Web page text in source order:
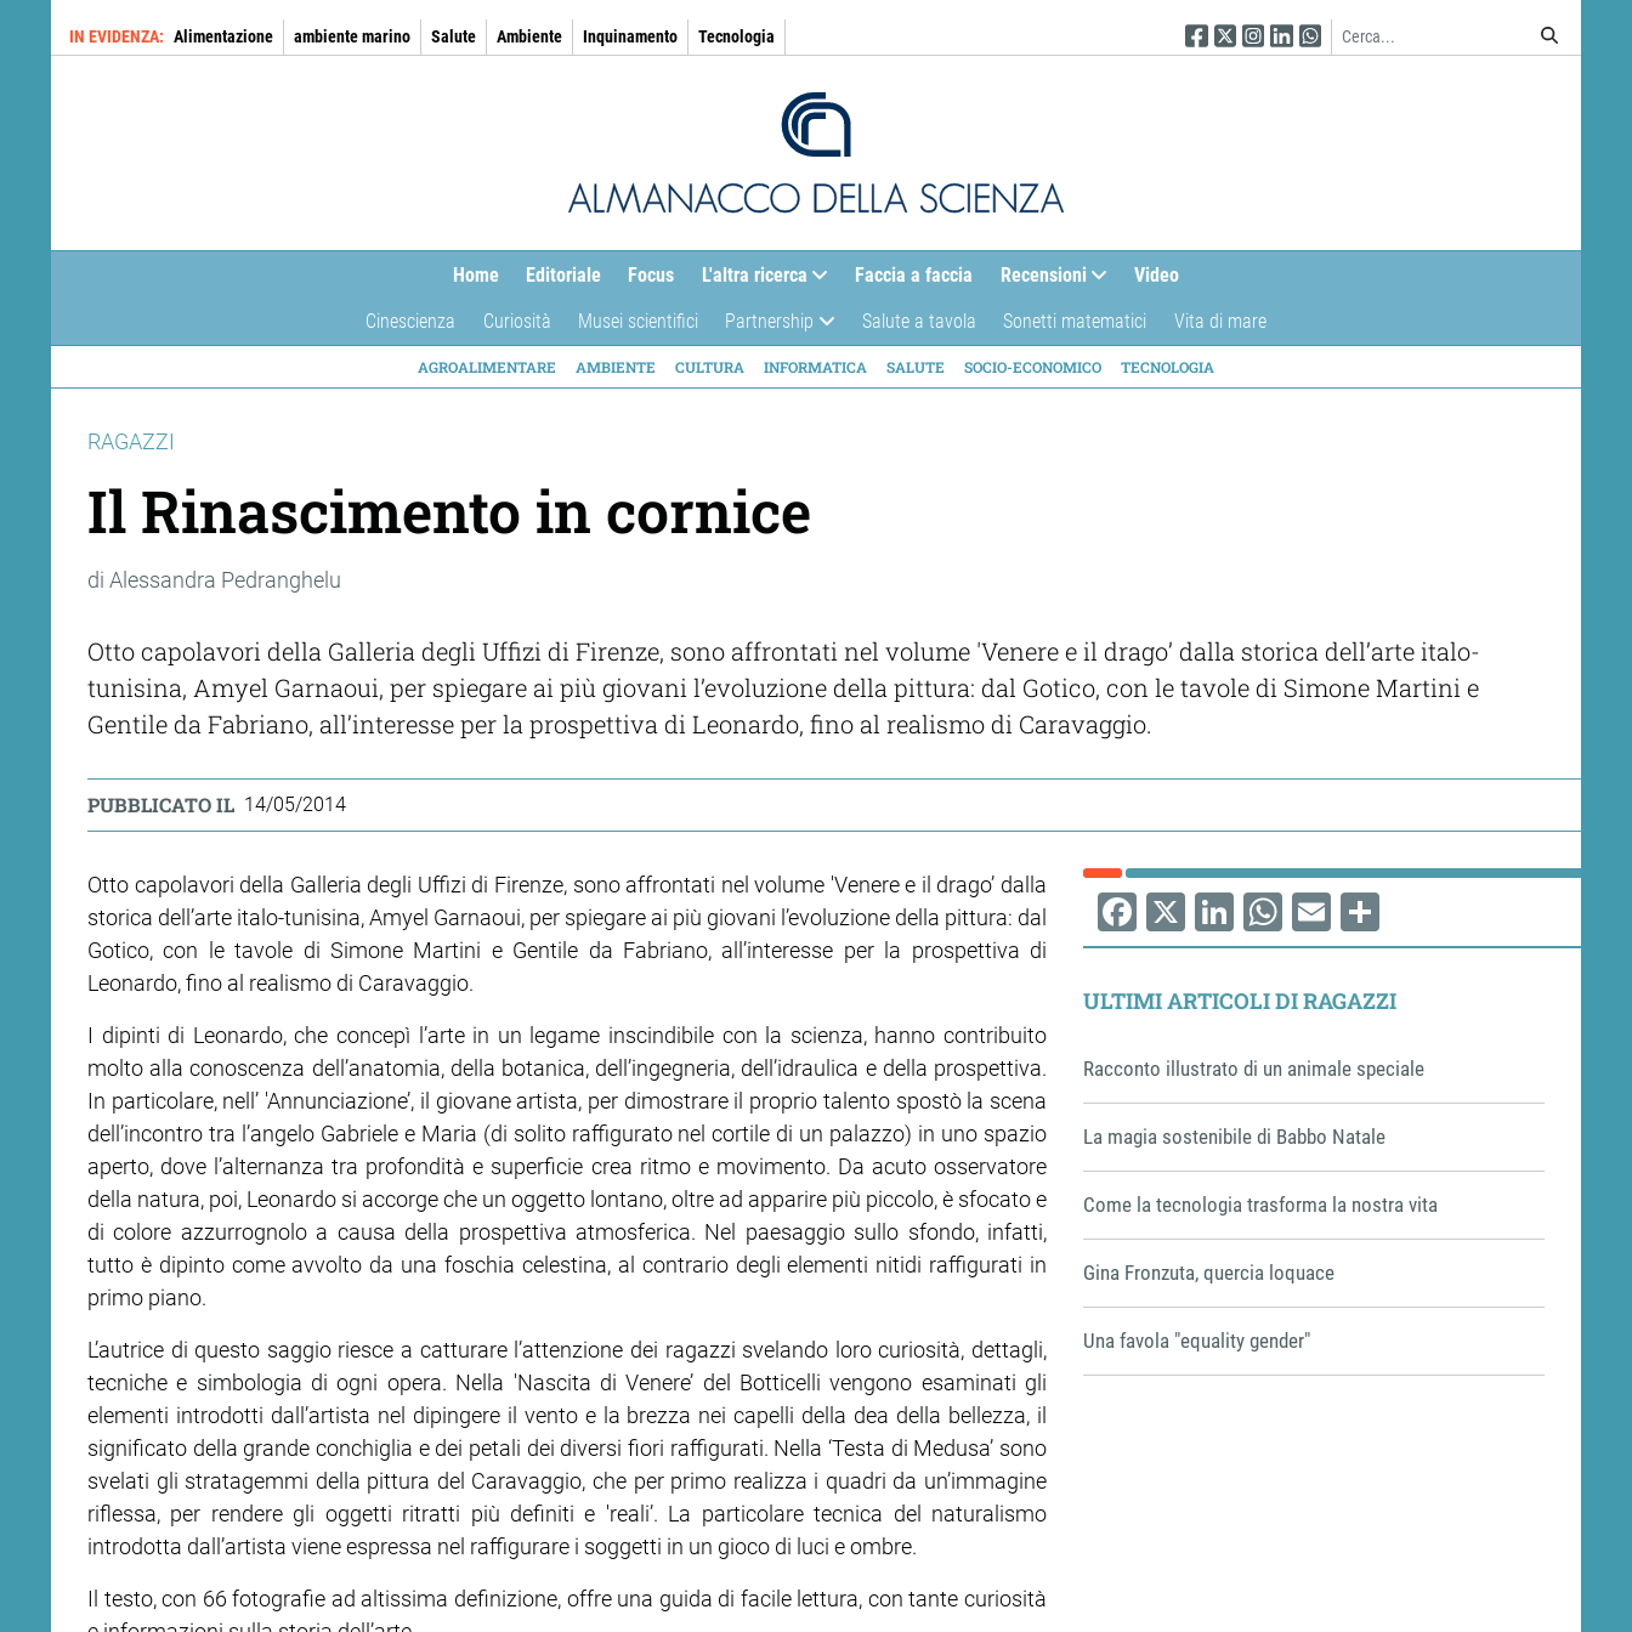
IN EVIDENZA Alimentazione ambiente marino Salute Ambiente Inquinamento Tecnologia Seguici su Facebook
Seguici su Twitter
Seguici su Instagram
Seguici su Linkedin
Seguici su WhatsApp
Home Editoriale Focus L'altra ricerca Faccia a faccia Recensioni Video
Cinescienza Curiosità Musei scientifici Partnership Salute a tavola Sonetti matematici Vita di mare
NAVIGAZIONE
AGROALIMENTARE AMBIENTE CULTURA INFORMATICA SALUTE SOCIO-ECONOMICO TECNOLOGIA
RAGAZZI
Il Rinascimento in cornice
di Alessandra Pedranghelu
Otto capolavori della Galleria degli Uffizi di Firenze, sono affrontati nel volume 'Venere e il drago’ dalla storica dell’arte italo-
tunisina, Amyel Garnaoui, per spiegare ai più giovani l’evoluzione della pittura: dal Gotico, con le tavole di Simone Martini e
Gentile da Fabriano, all’interesse per la prospettiva di Leonardo, fino al realismo di Caravaggio.
PUBBLICATO IL 14/05/2014
Otto capolavori della Galleria degli Uffizi di Firenze, sono affrontati nel volume 'Venere e il drago’ dalla
storica dell’arte italo-tunisina, Amyel Garnaoui, per spiegare ai più giovani l’evoluzione della pittura: dal
Gotico, con le tavole di Simone Martini e Gentile da Fabriano, all’interesse per la prospettiva di
Leonardo, fino al realismo di Caravaggio.
I dipinti di Leonardo, che concepì l’arte in un legame inscindibile con la scienza, hanno contribuito
molto alla conoscenza dell’anatomia, della botanica, dell’ingegneria, dell’idraulica e della prospettiva.
In particolare, nell’ 'Annunciazione’, il giovane artista, per dimostrare il proprio talento spostò la scena
dell’incontro tra l’angelo Gabriele e Maria (di solito raffigurato nel cortile di un palazzo) in uno spazio
aperto, dove l’alternanza tra profondità e superficie crea ritmo e movimento. Da acuto osservatore
della natura, poi, Leonardo si accorge che un oggetto lontano, oltre ad apparire più piccolo, è sfocato e
di colore azzurrognolo a causa della prospettiva atmosferica. Nel paesaggio sullo sfondo, infatti,
tutto è dipinto come avvolto da una foschia celestina, al contrario degli elementi nitidi raffigurati in
primo piano.
L’autrice di questo saggio riesce a catturare l’attenzione dei ragazzi svelando loro curiosità, dettagli,
tecniche e simbologia di ogni opera. Nella 'Nascita di Venere’ del Botticelli vengono esaminati gli
elementi introdotti dall’artista nel dipingere il vento e la brezza nei capelli della dea della bellezza, il
significato della grande conchiglia e dei petali dei diversi fiori raffigurati. Nella ‘Testa di Medusa’ sono
svelati gli stratagemmi della pittura del Caravaggio, che per primo realizza i quadri da un’immagine
riflessa, per rendere gli oggetti ritratti più definiti e 'reali’. La particolare tecnica del naturalismo
introdotta dall’artista viene espressa nel raffigurare i soggetti in un gioco di luci e ombre.
Il testo, con 66 fotografie ad altissima definizione, offre una guida di facile lettura, con tante curiosità
Facebook
X LinkedIn
WhatsApp
EmailShare
ULTIMI ARTICOLI DI RAGAZZI
Racconto illustrato di un animale speciale
La magia sostenibile di Babbo Natale
Come la tecnologia trasforma la nostra vita
Gina Fronzuta, quercia loquace
Una favola "equality gender"